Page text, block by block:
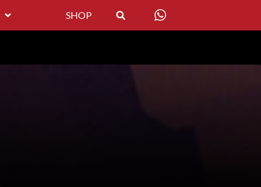
SHOP